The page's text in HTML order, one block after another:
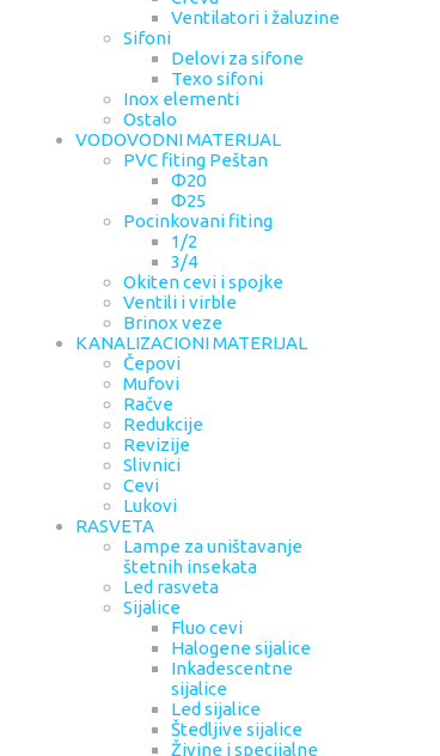
Ventilatori i žaluzine
Sifoni
Delovi za sifone
Texo sifoni
Inox elementi
Ostalo
VODOVODNI MATERIJAL
PVC fiting Peštan
Φ20
Φ25
Pocinkovani fiting
1/2
3/4
Okiten cevi i spojke
Ventili i virble
Brinox veze
KANALIZACIONI MATERIJAL
Čepovi
Mufovi
Račve
Redukcije
Revizije
Slivnici
Cevi
Lukovi
RASVETA
Lampe za uništavanje
štetnih insekata
Led rasveta
Sijalice
Fluo cevi
Halogene sijalice
Inkadescentne
sijalice
Led sijalice
Štedljive sijalice
Živine i specijalne